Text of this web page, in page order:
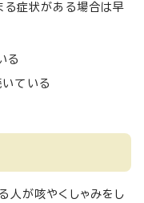
る症状がある場合は早
る
ている
人が咳やくしゃみをし